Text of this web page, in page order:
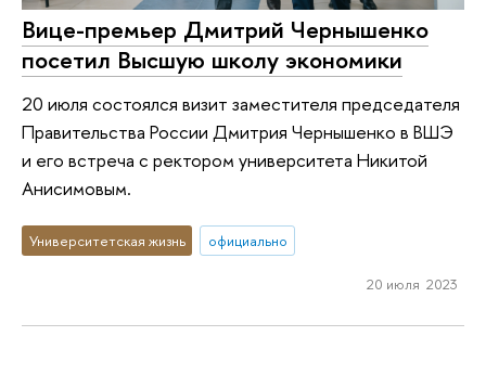
Вице-премьер Дмитрий Чернышенко
посетил Высшую школу экономики
20 июля состоялся визит заместителя председателя
Правительства России Дмитрия Чернышенко в ВШЭ
и его встреча с ректором университета Никитой
Анисимовым.
Университетская жизнь официально
20 июля 2023